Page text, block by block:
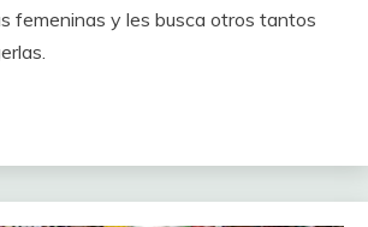
femeninas y les busca otros tantos